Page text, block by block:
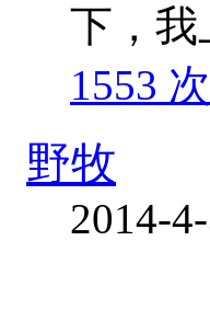
下，我
1553
野牧
2014-